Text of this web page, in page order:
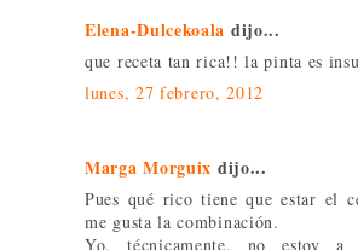
Elena-Dulcekoala dijo...
que receta tan rica!! la pinta es
lunes, 27 febrero, 2012
Marga Morguix dijo...
Pues qué rico tiene que estar el
me gusta la combinación.
Yo, técnicamente, no estoy